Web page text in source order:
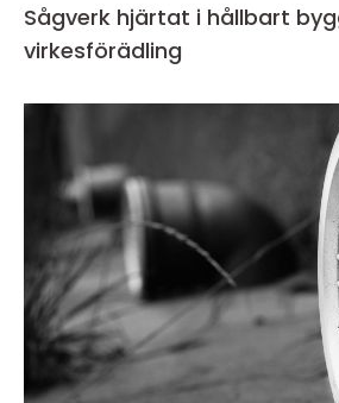
Sågverk hjärtat i hållbart byggande och
virkesförädling